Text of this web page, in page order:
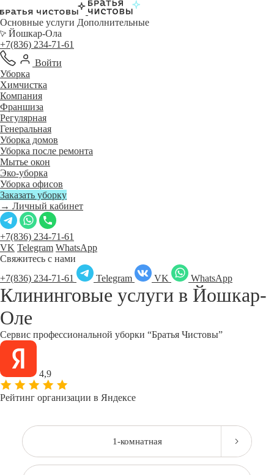
Основные услуги Дополнительные
Йошкар-Ола
+7(836) 234-71-61
Войти
Уборка
Химчистка
Компания
Франшиза
Регулярная
Генеральная
Уборка домов
Уборка после ремонта
Мытье окон
Эко-уборка
Уборка офисов
Заказать уборку
→ Личный кабинет
+7(836) 234-71-61
VK Telegram WhatsApp
Свяжитесь с нами
+7(836) 234-71-61
Telegram VK WhatsApp
Клининговые услуги в Йошкар-
Оле
Сервис профессиональной уборки “Братья Чистовы”
4,9
Рейтинг организации в Яндексе
1-комнатная